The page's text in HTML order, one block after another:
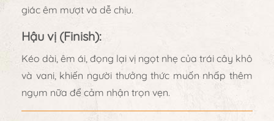
giác êm mượt và dễ chịu.
Hậu vị (Finish):
Kéo dài, êm ái, đọng lại vị ngọt nhẹ của trái cây khô
và vani, khiến người thưởng thức muốn nhấp thêm
ngụm nữa để cảm nhận trọn vẹn.